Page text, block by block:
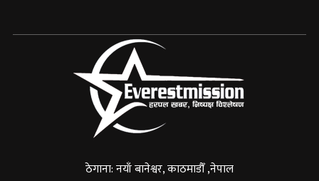
ठेगाना: नयाँ बानेश्वर, काठमाडौँ ,नेपाल